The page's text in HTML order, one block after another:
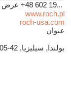
+48 602 19... عرض
www.roch.pl
roch-usa.com
عنوان
بولندا, سيليزيا, 42-605, Tarnowskie Góry, ul. Kopalniana, nr 72